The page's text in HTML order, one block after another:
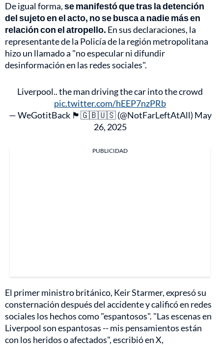
De igual forma,se manifestó que tras la detención
del sujeto en el acto, no se busca a nadie más en
relación con el atropello. En sus declaraciones, la
representante de la Policía de la región metropolitana
hizo un llamado a "no especular ni difundir
desinformación en las redes sociales".
Liverpool.. the man driving the car into the crowd
pic.twitter.com/hEEP7nzPRb
— WeGotitBack 🏴󠁧󠁢󠁥󠁮󠁧󠁿🇬🇧🇺🇸 (@NotFarLeftAtAll) May
26, 2025
PUBLICIDAD
El primer ministro británico, Keir Starmer, expresó su
consternación después del accidente y calificó en redes
sociales los hechos como "espantosos". "Las escenas en
Liverpool son espantosas -- mis pensamientos están
con los heridos o afectados", escribió en X,